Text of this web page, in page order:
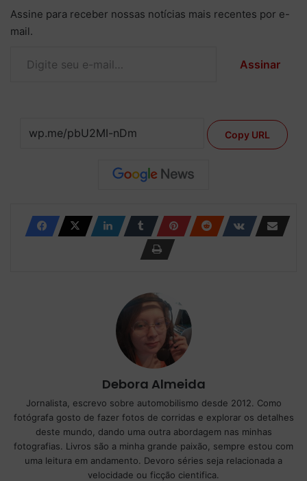
Assine para receber nossas notícias mais recentes por e-
mail.
Assinar
Copy URL
Debora Almeida
Jornalista, escrevo sobre automobilismo desde 2012. Como
fotógrafa gosto de fazer fotos de corridas e explorar os detalhes
deste mundo, dando uma outra abordagem nas minhas
fotografias. Livros são a minha grande paixão, sempre estou com
uma leitura em andamento. Devoro séries seja relacionada a
velocidade ou ficção cientifica.